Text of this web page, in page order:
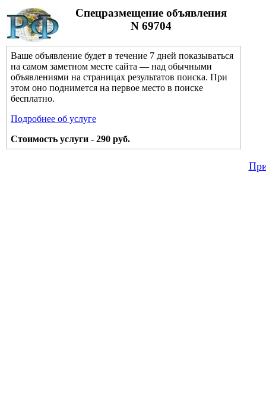
Спецразмещение объявления
N 69704
Ваше объявление будет в течение 7 дней показываться
на самом заметном месте сайта — над обычными
объявлениями на страницах результатов поиска. При
этом оно поднимется на первое место в поиске
бесплатно.
Подробнее об услуге
Стоимость услуги - 290 руб.